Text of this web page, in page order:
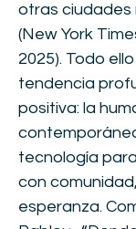
otras ciudades
(New York
2025). Todo
tendencia
positiva: la
tecnología
con
esperanza.